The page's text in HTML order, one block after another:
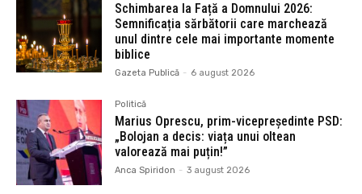
Schimbarea la Față a Domnului 2026:
Semnificația sărbătorii care marchează
unul dintre cele mai importante momente
biblice
Gazeta Publică - 6 august 2026
Politică
Marius Oprescu, prim-vicepreședinte PSD:
„Bolojan a decis: viața unui oltean
valorează mai puțin!”
Anca Spiridon - 3 august 2026